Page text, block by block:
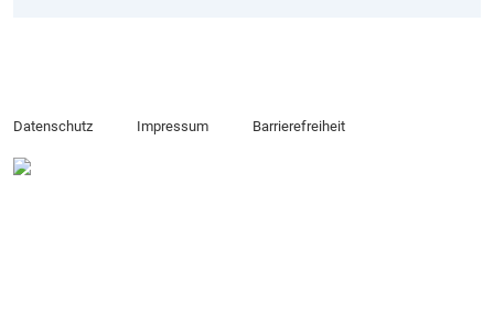
Datenschutz Impressum Barrierefreiheit